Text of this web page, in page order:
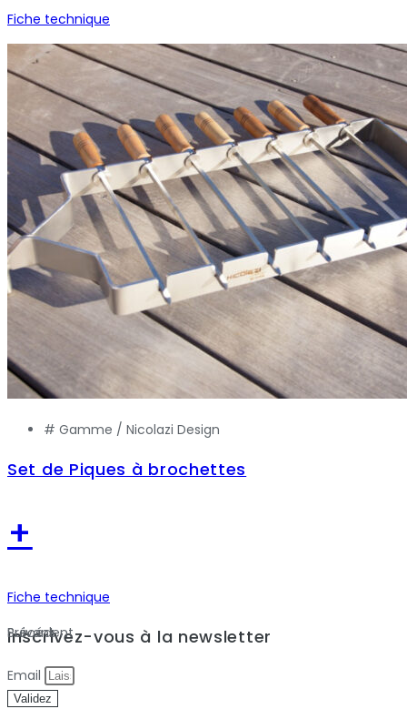
Fiche technique
# Gamme / Nicolazi Design
Set de Piques à brochettes
+
Fiche technique
Précédent
Suivant
Inscrivez-vous à la newsletter
Email
Validez